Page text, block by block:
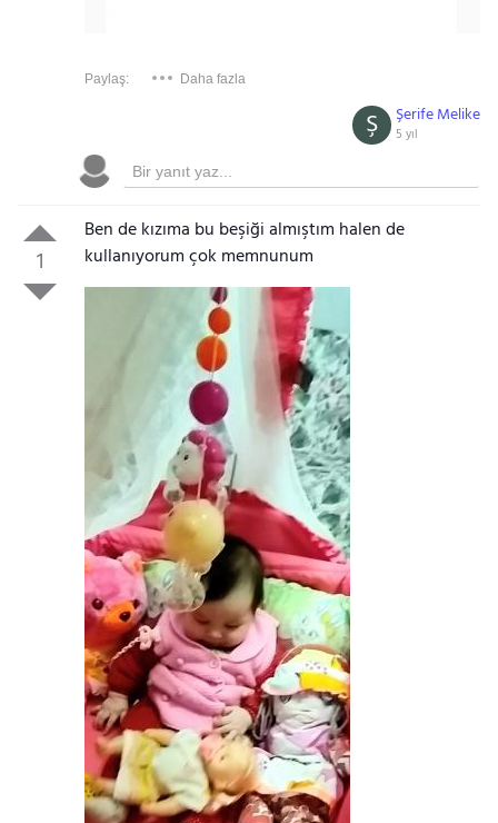
Paylaş: Daha fazla
Şerife Melike
5 yıl
Ş
1
Ben de kızıma bu beşiği almıştım halen de
kullanıyorum çok memnunum